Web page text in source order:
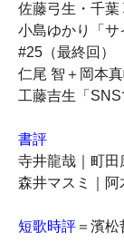
佐藤弓生・千葉
小島ゆかり「
#25（最終回）
仁尾 智＋岡本
工藤吉生「SNS
書評
寺井龍哉｜町
森井マスミ｜阿
短歌時評 ＝濱